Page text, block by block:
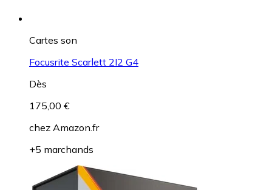
Cartes son
Focusrite Scarlett 2I2 G4
Dès
175,00 €
chez Amazon.fr
+5 marchands